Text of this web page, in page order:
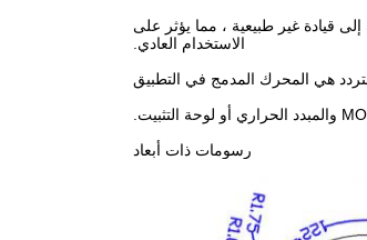
سم من المحرك ، وإلا فقد يؤدي ذلك إلى قيادة غير طبيعية ، مما يؤثر على
الاستخدام العادي.
رسومات ذات أبعاد